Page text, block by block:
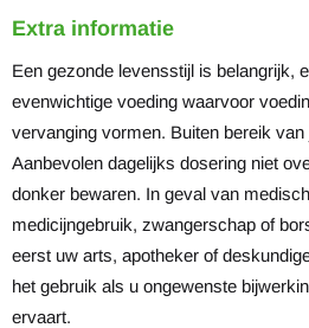
Extra informatie
Een gezonde levensstijl is belangrijk,
evenwichtige voeding waarvoor
vervanging vormen. Buiten bereik van
Aanbevolen dagelijks dosering niet
donker bewaren. In geval van
medicijngebruik, zwangerschap of
eerst uw arts, apotheker of
het gebruik als u ongewenste
ervaart.